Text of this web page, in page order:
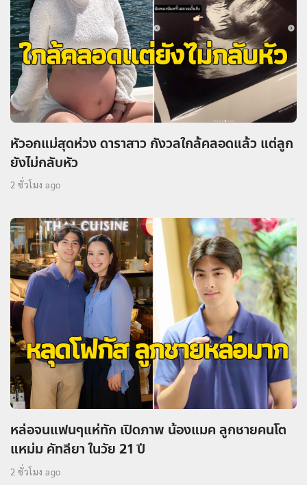
หัวอกแม่สุดห่วง ดาราสาว กังวลใกล้คลอดแล้ว แต่ลูก
ยังไม่กลับหัว
2 ชั่วโมง ago
หล่อจนแฟนๆแห่ทัก เปิดภาพ น้องแมค ลูกชายคนโต
แหม่ม คัทลียา ในวัย 21 ปี
2 ชั่วโมง ago